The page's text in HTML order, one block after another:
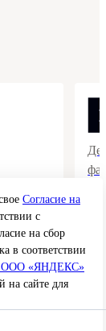
Согласие на
с
на сбор
в соответствии
ООО «ЯНДЕКС»
на сайте для